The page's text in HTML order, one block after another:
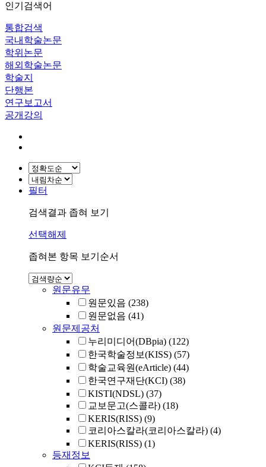
인기검색어
통합검색
국내학술논문
학위논문
해외학술논문
학술지
단행본
연구보고서
공개강의
필터
검색결과 좁혀 보기
선택해제
좁혀본 항목 보기순서
원문유무
원문있음 (238)
원문없음 (41)
원문제공처
누리미디어(DBpia) (122)
한국학술정보(KISS) (57)
학술교육원(eArticle) (44)
한국연구재단(KCI) (38)
KISTI(NDSL) (37)
교보문고(스콜라) (18)
KERIS(RISS) (9)
코리아스칼라(코리아스칼라) (4)
KERIS(RISS) (1)
등재정보